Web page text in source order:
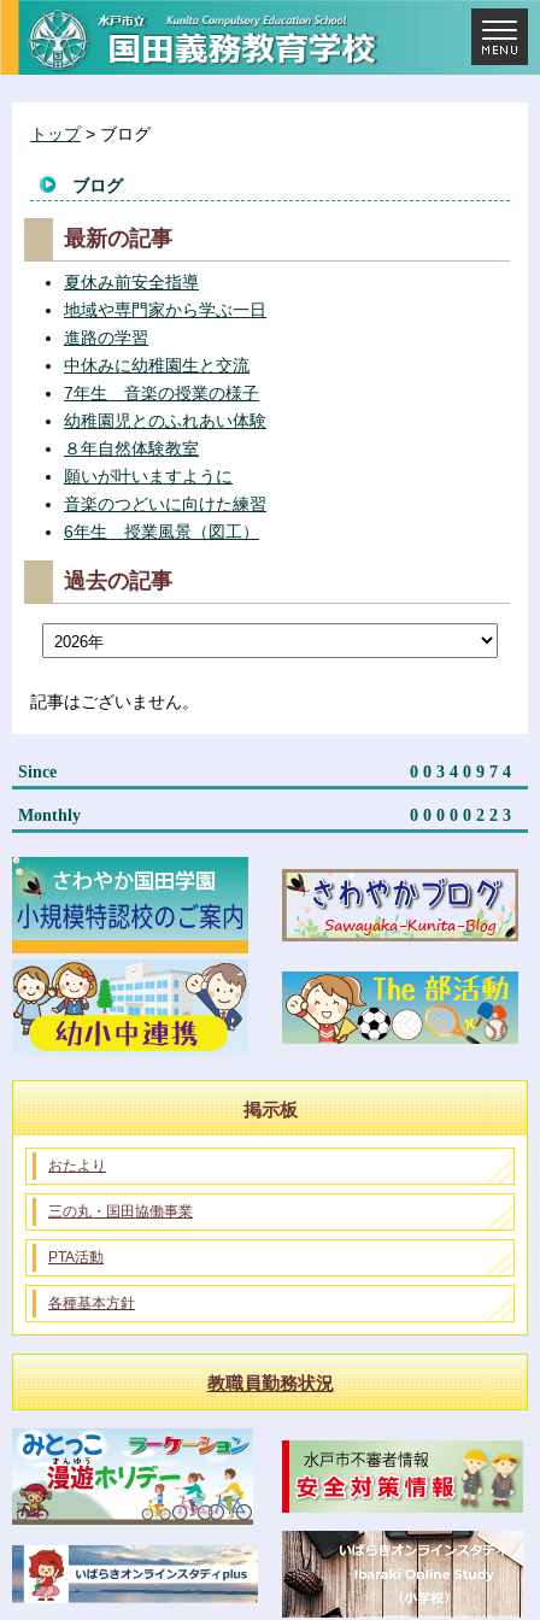
Since 00340974
Monthly 00000223
掲示板
おたより
三の丸・国田協働事業
PTA活動
各種基本方針
教職員勤務状況
トップ> ブログ
ブログ
最新の記事
夏休み前安全指導
地域や専門家から学ぶ一日
進路の学習
中休みに幼稚園生と交流
7年生 音楽の授業の様子
幼稚園児とのふれあい体験
８年自然体験教室
願いが叶いますように
音楽のつどいに向けた練習
6年生 授業風景（図工）
過去の記事
記事はございません。